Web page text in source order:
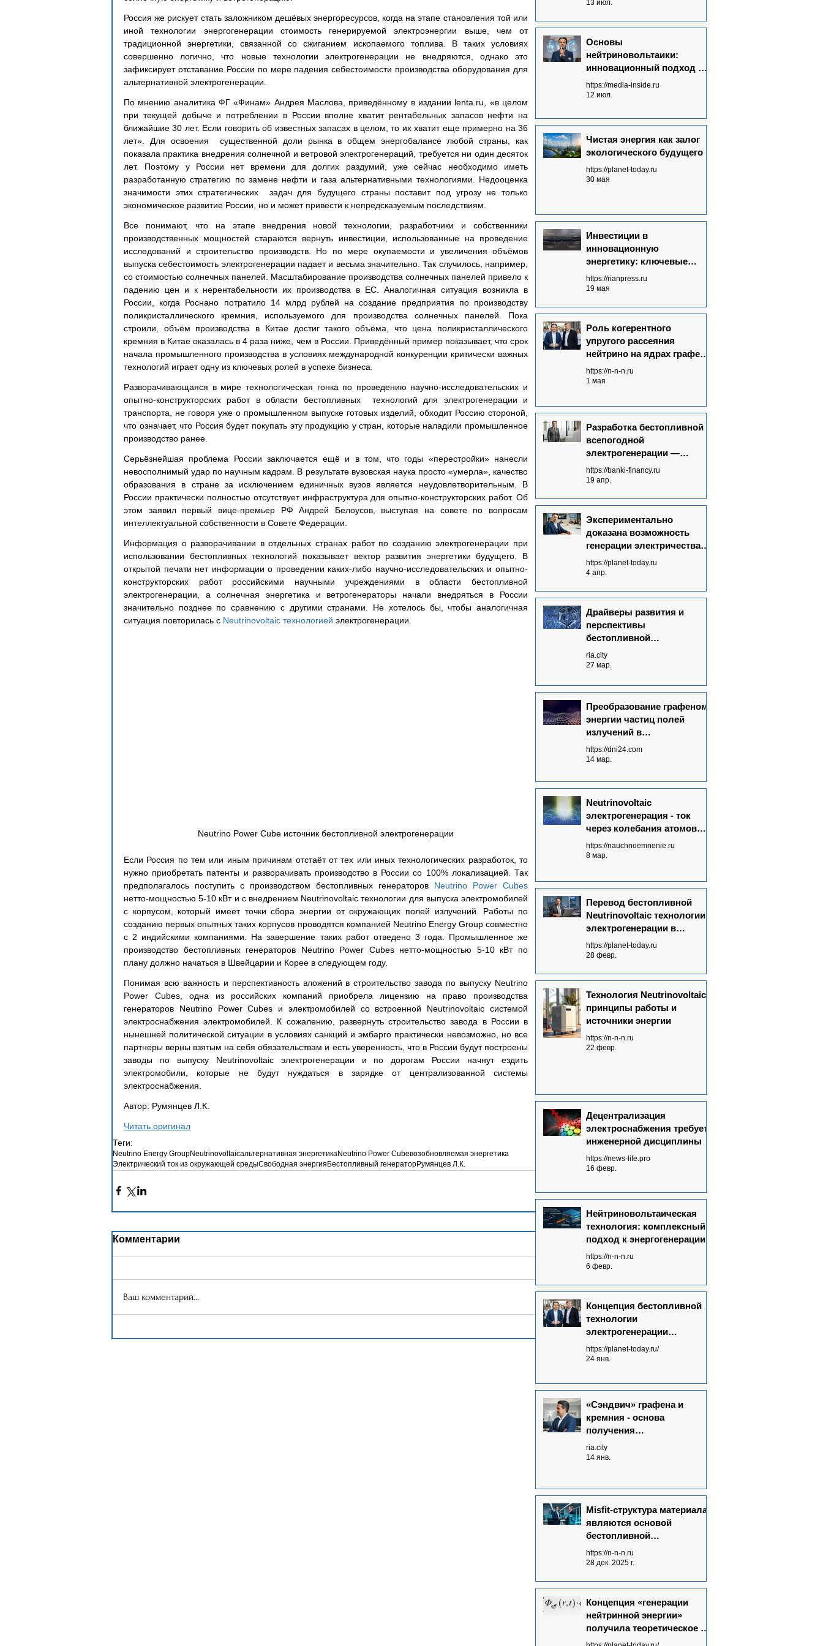
Россия же рискует стать заложником дешёвых энергоресурсов, когда на этапе становления той или
иной технологии энергогенерации стоимость генерируемой электроэнергии выше, чем от
традиционной энергетики, связанной со сжиганием ископаемого топлива. В таких условиях
совершенно логично, что новые технологии электрогенерации не внедряются, однако это
зафиксирует отставание России по мере падения себестоимости производства оборудования для
альтернативной электрогенерации.
По мнению аналитика ФГ «Финам» Андрея Маслова, приведённому в издании lenta.ru, «в целом
при текущей добыче и потреблении в России вполне хватит рентабельных запасов нефти на
ближайшие 30 лет. Если говорить об известных запасах в целом, то их хватит еще примерно на 36
лет». Для освоения  существенной доли рынка в общем энергобалансе любой страны, как
показала практика внедрения солнечной и ветровой электрогенераций, требуется ни один десяток
лет. Поэтому у России нет времени для долгих раздумий, уже сейчас необходимо иметь
разработанную стратегию по замене нефти и газа альтернативными технологиями. Недооценка
значимости этих стратегических  задач для будущего страны поставит под угрозу не только
экономическое развитие России, но и может привести к непредсказуемым последствиям.
Все понимают, что на этапе внедрения новой технологии, разработчики и собственники
производственных мощностей стараются вернуть инвестиции, использованные на проведение
исследований и строительство производств. Но по мере окупаемости и увеличения объёмов
выпуска себестоимость электрогенерации падает и весьма значительно. Так случилось, например,
со стоимостью солнечных панелей. Масштабирование производства солнечных панелей привело к
падению цен и к нерентабельности их производства в ЕС. Аналогичная ситуация возникла в
России, когда Роснано потратило 14 млрд рублей на создание предприятия по производству
поликристаллического кремния, используемого для производства солнечных панелей. Пока
строили, объём производства в Китае достиг такого объёма, что цена поликристаллического
кремния в Китае оказалась в 4 раза ниже, чем в России. Приведённый пример показывает, что срок
начала промышленного производства в условиях международной конкуренции критически важных
технологий играет одну из ключевых ролей в успехе бизнеса.
Разворачивающаяся в мире технологическая гонка по проведению научно-исследовательских и
опытно-конструкторских работ в области бестопливных  технологий для электрогенерации и
транспорта, не говоря уже о промышленном выпуске готовых изделий, обходит Россию стороной,
что означает, что Россия будет покупать эту продукцию у стран, которые наладили промышленное
производство ранее.
Серьёзнейшая проблема России заключается ещё и в том, что годы «перестройки» нанесли
невосполнимый удар по научным кадрам. В результате вузовская наука просто «умерла», качество
образования в стране за исключением единичных вузов является неудовлетворительным. В
России практически полностью отсутствует инфраструктура для опытно-конструкторских работ. Об
этом заявил первый вице-премьер РФ Андрей Белоусов, выступая на совете по вопросам
интеллектуальной собственности в Совете Федерации.
Информация о разворачивании в отдельных странах работ по созданию электрогенерации при
использовании бестопливных технологий показывает вектор развития энергетики будущего. В
открытой печати нет информации о проведении каких-либо научно-исследовательских и опытно-
конструкторских работ российскими научными учреждениями в области бестопливной
электрогенерации, а солнечная энергетика и ветрогенераторы начали внедряться в России
значительно позднее по сравнению с другими странами. Не хотелось бы, чтобы аналогичная
ситуация повторилась с Neutrinovoltaic технологией электрогенерации.
Neutrino Power Cube источник бестопливной электрогенерации
Если Россия по тем или иным причинам отстаёт от тех или иных технологических разработок, то
нужно приобретать патенты и разворачивать производство в России со 100% локализацией. Так
предполагалось поступить с производством бестопливных генераторов Neutrino Power Cubes
нетто-мощностью 5-10 кВт и с внедрением Neutrinovoltaic технологии для выпуска электромобилей
с корпусом, который имеет точки сбора энергии от окружающих полей излучений. Работы по
созданию первых опытных таких корпусов проводятся компанией Neutrino Energy Group совместно
с 2 индийскими компаниями. На завершение таких работ отведено 3 года. Промышленное же
производство бестопливных генераторов Neutrino Power Cubes нетто-мощностью 5-10 кВт по
плану должно начаться в Швейцарии и Корее в следующем году.
Понимая всю важность и перспективность вложений в строительство завода по выпуску Neutrino
Power Cubes, одна из российских компаний приобрела лицензию на право производства
генераторов Neutrino Power Cubes и электромобилей со встроенной Neutrinovoltaic системой
электроснабжения электромобилей. К сожалению, развернуть строительство завода в России в
нынешней политической ситуации в условиях санкций и эмбарго практически невозможно, но все
партнеры верны взятым на себя обязательствам и есть уверенность, что в России будут построены
заводы по выпуску Neutrinovoltaic электрогенерации и по дорогам России начнут ездить
электромобили, которые не будут нуждаться в зарядке от централизованной системы
электроснабжения.
Автор: Румянцев Л.К.
Читать оригинал
Теги:
Neutrino Energy GroupNeutrinovoltaicальтернативная энергетикаNeutrino Power Cubeвозобновляемая энергетика
Электрический ток из окружающей средыСвободная энергияБестопливный генераторРумянцев Л.К.
Комментарии
Ваш комментарий...
13 июл.
Основы
нейтриновольтаики:
инновационный подход к
энергетике будущего
https://media-inside.ru
12 июл.
Чистая энергия как залог
экологического будущего
https://planet-today.ru
30 мая
Инвестиции в
инновационную
энергетику: ключевые
аспекты
https://rianpress.ru
19 мая
Роль когерентного
упругого рассеяния
нейтрино на ядрах графена
в Neutrinovoltaic
технологии
https://n-n-n.ru
1 мая
Разработка бестопливной
всепогодной
электрогенерации —
запрос времени
https://banki-financy.ru
19 апр.
Экспериментально
доказана возможность
генерации электричества
без топлива от полей
излучений невидимого
https://planet-today.ru
4 апр.
Драйверы развития и
перспективы
бестопливной
электрогенерации в мире
ria.city
27 мар.
Преобразование графеном
энергии частиц полей
излучений в
электрический ток - основа
Neutrinovoltaic технологии
https://dni24.com
14 мар.
Neutrinovoltaic
электрогенерация - ток
через колебания атомов
графена
https://nauchnoemnenie.ru
8 мар.
Перевод бестопливной
Neutrinovoltaic технологии
электрогенерации в
массовое производство:
ключевые достижения
https://planet-today.ru
28 февр.
Технология Neutrinovoltaic:
принципы работы и
источники энергии
https://n-n-n.ru
22 февр.
Децентрализация
электроснабжения требует
инженерной дисциплины
https://news-life.pro
16 февр.
Нейтриновольтаическая
технология: комплексный
подход к энергогенерации
https://n-n-n.ru
6 февр.
Концепция бестопливной
технологии
электрогенерации
Neutrinovoltaic полностью
сформулирована
https://planet-today.ru/
24 янв.
«Сэндвич» графена и
кремния - основа
получения
нейтриноэлектричества
ria.city
14 янв.
Misfit-структура материала
являются основой
бестопливной
Neutrinovoltaic технологии
электрогенерации
https://n-n-n.ru
28 дек. 2025 г.
Концепция «генерации
нейтринной энергии»
получила теоретическое и
экспериментальное